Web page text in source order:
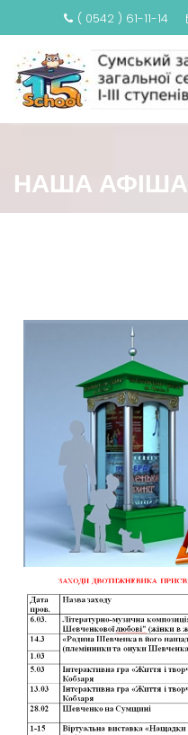
( 0542 ) 61-11-14
НАША АФІША